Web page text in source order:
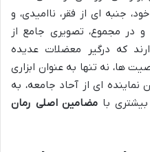
جنبه ای از فقر، ناامیدی، و
در مجموع، تصویری جامع از
که درگیر معضلات عدیده
ها، نه تنها به عنوان ابزاری
نماینده ای از آحاد جامعه، به
با مضامین اصلی رمان